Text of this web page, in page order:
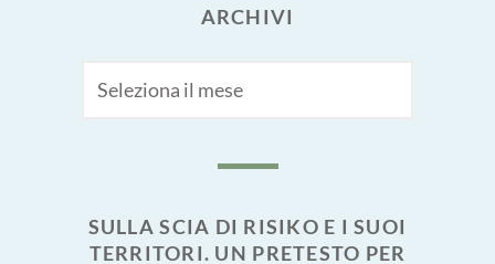
ARCHIVI
SULLA SCIA DI RISIKO E I SUOI
TERRITORI. UN PRETESTO PER